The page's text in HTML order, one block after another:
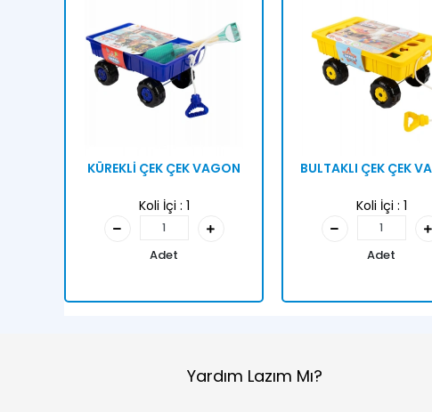
KÜREKLİ ÇEK ÇEK VAGON
Koli İçi : 1
Adet
BULTAKLI ÇEK ÇEK
Koli İçi : 1
Adet
Yardım Lazım Mı?